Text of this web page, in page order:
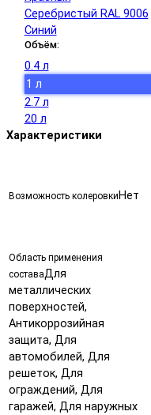
Серебристый RAL 9006
Синий
Объём:
0.4 л
1 л
2.7 л
20 л
Характеристики
Возможность колеровки Нет
Область применения
составаДля
металлических
поверхностей,
Антикоррозийная
защита, Для
автомобилей, Для
решеток, Для
ограждений, Для
гаражей, Для наружных